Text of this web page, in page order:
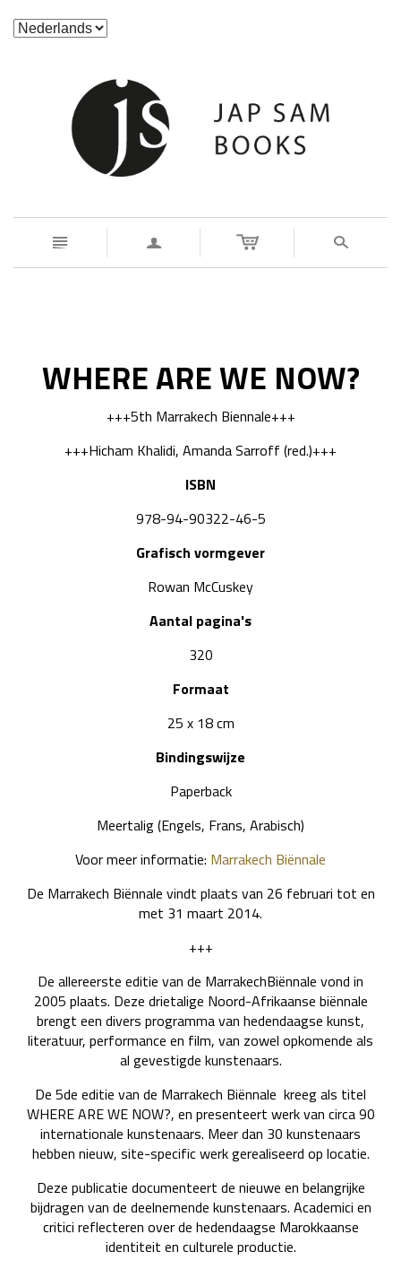
n a s
WHERE ARE WE NOW?
+++5th Marrakech Biennale+++
+++Hicham Khalidi, Amanda Sarroff (red.)+++
ISBN
978-94-90322-46-5
Grafisch vormgever
Rowan McCuskey
Aantal pagina's
320
Formaat
25 x 18 cm
Bindingswijze
Paperback
Meertalig (Engels, Frans, Arabisch)
Voor meer informatie: Marrakech Biënnale
De Marrakech Biënnale vindt plaats van 26 februari tot en
met 31 maart 2014.
+++
De allereerste editie van de MarrakechBiënnale vond in
2005 plaats. Deze drietalige Noord-Afrikaanse biënnale
brengt een divers programma van hedendaagse kunst,
literatuur, performance en film, van zowel opkomende als
al gevestigde kunstenaars.
De 5de editie van de Marrakech Biënnale kreeg als titel
WHERE ARE WE NOW?, en presenteert werk van circa 90
internationale kunstenaars. Meer dan 30 kunstenaars
hebben nieuw, site-specific werk gerealiseerd op locatie.
Deze publicatie documenteert de nieuwe en belangrijke
bijdragen van de deelnemende kunstenaars. Academici en
critici reflecteren over de hedendaagse Marokkaanse
identiteit en culturele productie.